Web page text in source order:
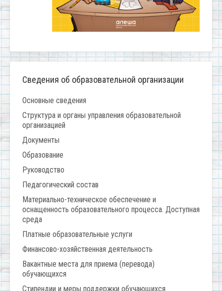
Сведения об образовательной организации
Основные сведения
Структура и органы управления образовательной
организацией
Документы
Образование
Руководство
Педагогический состав
Материально-техническое обеспечение и
оснащенность образовательного процесса. Доступная
среда
Платные образовательные услуги
Финансово-хозяйственная деятельность
Вакантные места для приема (перевода)
обучающихся
Стипендии и меры поддержки обучающихся